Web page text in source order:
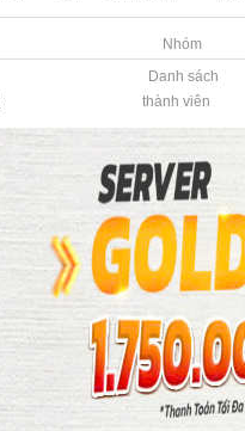
Nhóm
Danh sách
thành viên